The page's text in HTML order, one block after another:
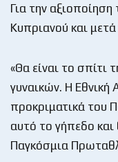
Για την
Κυπριανού και
«Θα είναι το σπίτι
γυναικών. Η Εθνική
προκριματικά του
αυτό το γήπεδο και
Παγκόσμια